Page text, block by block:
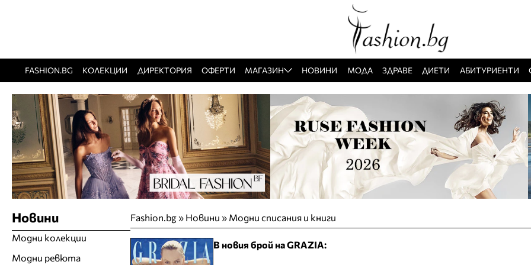
FASHION.BG КОЛЕКЦИИ ДИРЕКТОРИЯ ОФЕРТИ МАГАЗИН НОВИНИ МОДА ЗДРАВЕ ДИЕТИ АБИТУРИЕНТИ
Fashion.bg» Новини » Модни списания и книги
В новия брой на GRAZIA:
Новини
Модни колекции
Модни ревюта